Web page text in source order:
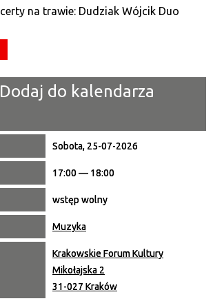
Miejsce
Promowane
Dodaj do kalendarza
Sobota, 25-07-2026
17:00 — 18:00
wstęp wolny
Muzyka
Krakowskie Forum Kultury
Mikołajska 2
31-027 Kraków